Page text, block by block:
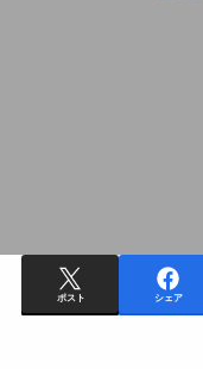
ポスト シェア